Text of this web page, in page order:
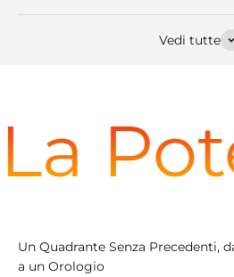
Vedi tutte
Un Quadrante Senza Precedenti,
a un Orologio